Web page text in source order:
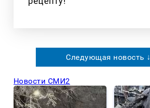
Следующая новость ↓
Новости СМИ2